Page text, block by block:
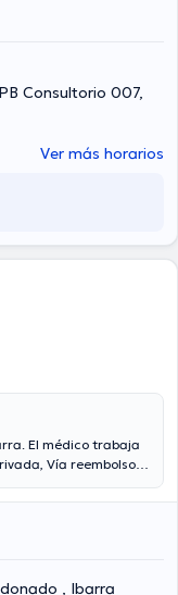
Consultorio 007,
Ver más horarios
El médico trabaja
Vía reembolso
Monitoreo
, Ibarra